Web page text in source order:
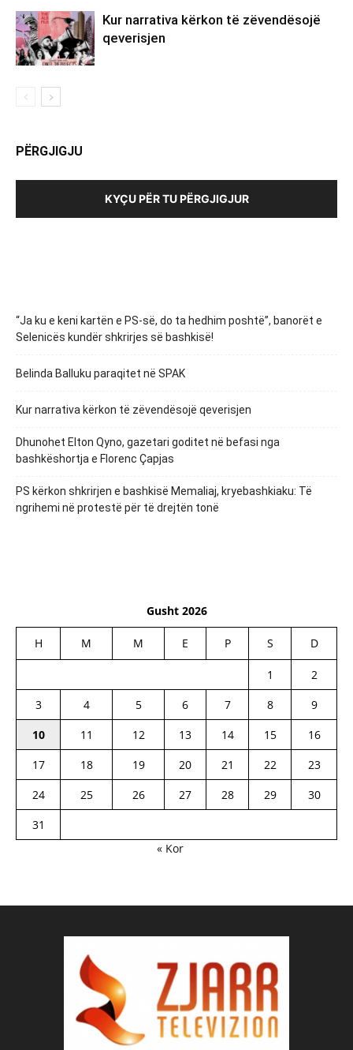
Kur narrativa kërkon të zëvendësojë
qeverisjen
PËRGJIGJU
KYÇU PËR TU PËRGJIGJUR
“Ja ku e keni kartën e PS-së, do ta hedhim poshtë”, banorët e
Selenicës kundër shkrirjes së bashkisë!
Belinda Balluku paraqitet në SPAK
Kur narrativa kërkon të zëvendësojë qeverisjen
Dhunohet Elton Qyno, gazetari goditet në befasi nga
bashkëshortja e Florenc Çapjas
PS kërkon shkrirjen e bashkisë Memaliaj, kryebashkiaku: Të
ngrihemi në protestë për të drejtën tonë
Gusht 2026
H M M E P S D
1
2
3
4 5 6 7 8
9
10
11 12 13 14 15
16
17
18 19 20 21 22
23
24
25 26 27 28 29
30
31
« Kor